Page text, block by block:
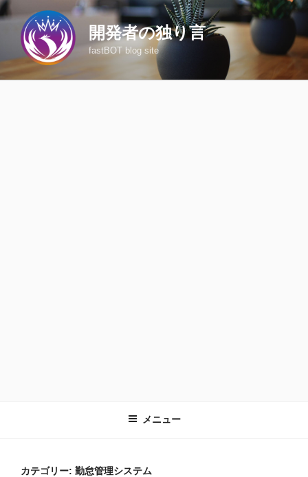
コ
ン
ツ
開発者の独り言
fastBOT blog site
メニュー
カテゴリー: 勤怠管理システム